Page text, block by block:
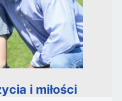
i miłości